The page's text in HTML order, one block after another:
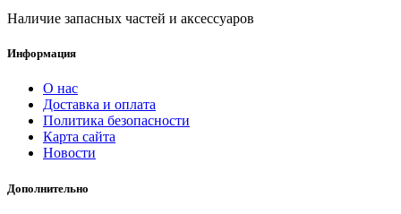
Наличие запасных частей и аксессуаров
Информация
О нас
Доставка и оплата
Политика безопасности
Карта сайта
Новости
Дополнительно